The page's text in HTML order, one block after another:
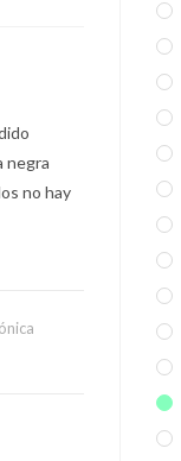
negra
no hay